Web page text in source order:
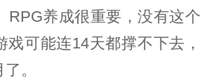
RPG养成很重要，没有这个
戏可能连14天都撑不下去，
。